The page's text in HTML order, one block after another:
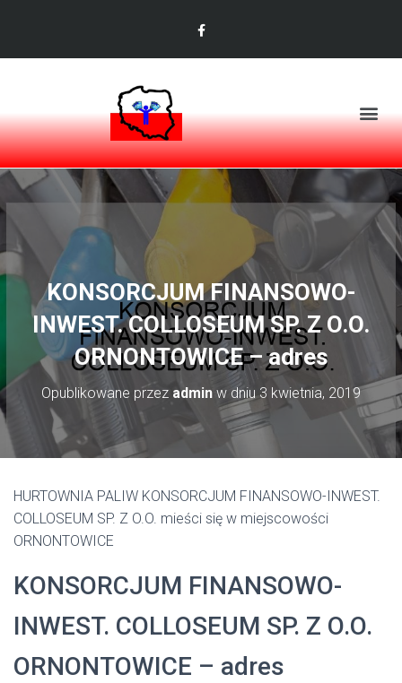
KONSORCJUM FINANSOWO-
INWEST. COLLOSEUM SP. Z O.O.
ORNONTOWICE – adres
Opublikowane przez admin w dniu3 kwietnia, 2019
HURTOWNIA PALIW KONSORCJUM FINANSOWO-INWEST.
COLLOSEUM SP. Z O.O. mieści się w miejscowości
ORNONTOWICE
KONSORCJUM FINANSOWO-
INWEST. COLLOSEUM SP. Z O.O.
ORNONTOWICE – adres